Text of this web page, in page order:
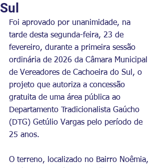
Sul
Foi aprovado por unanimidade, na
tarde desta segunda-feira, 23 de
fevereiro, durante a primeira sessão
ordinária de 2026 da Câmara Municipal
de Vereadores de Cachoeira do Sul, o
projeto que autoriza a concessão
gratuita de uma área pública ao
Departamento Tradicionalista Gaúcho
(DTG) Getúlio Vargas pelo período de
25 anos.
O terreno, localizado no Bairro Noêmia,